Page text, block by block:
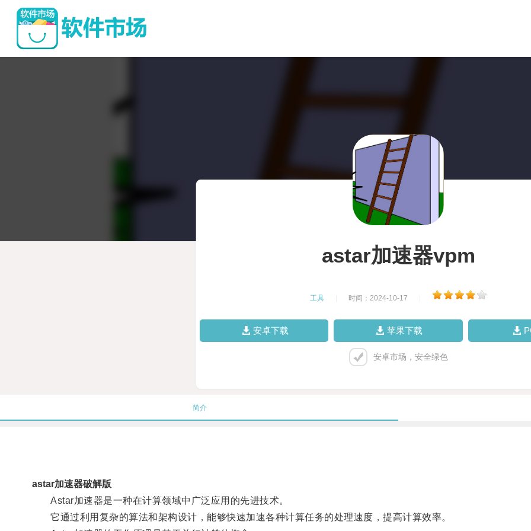
astar加速器vpm
工具 时间：2024-10-17
安卓下载 苹果下载
安卓市场，安全绿色
简介
astar加速器破解版
Astar加速器是一种在计算领域中广泛应用的先进技术。
它通过利用复杂的算法和架构设计，能够快速加速各种计算任务的处理速度，提高计算效率。